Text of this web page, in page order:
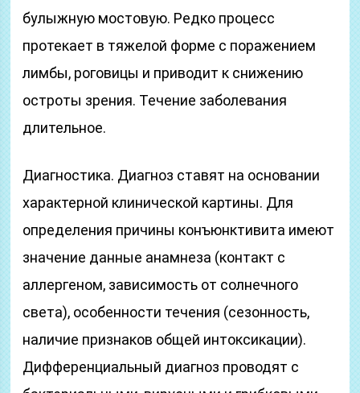
булыжную мостовую. Редко процесс
протекает в тяжелой форме с поражением
лимбы, роговицы и приводит к снижению
остроты зрения. Течение заболевания
длительное.
Диагностика. Диагноз ставят на основании
характерной клинической картины. Для
определения причины конъюнктивита имеют
значение данные анамнеза (контакт с
аллергеном, зависимость от солнечного
света), особенности течения (сезонность,
наличие признаков общей интоксикации).
Дифференциальный диагноз проводят с